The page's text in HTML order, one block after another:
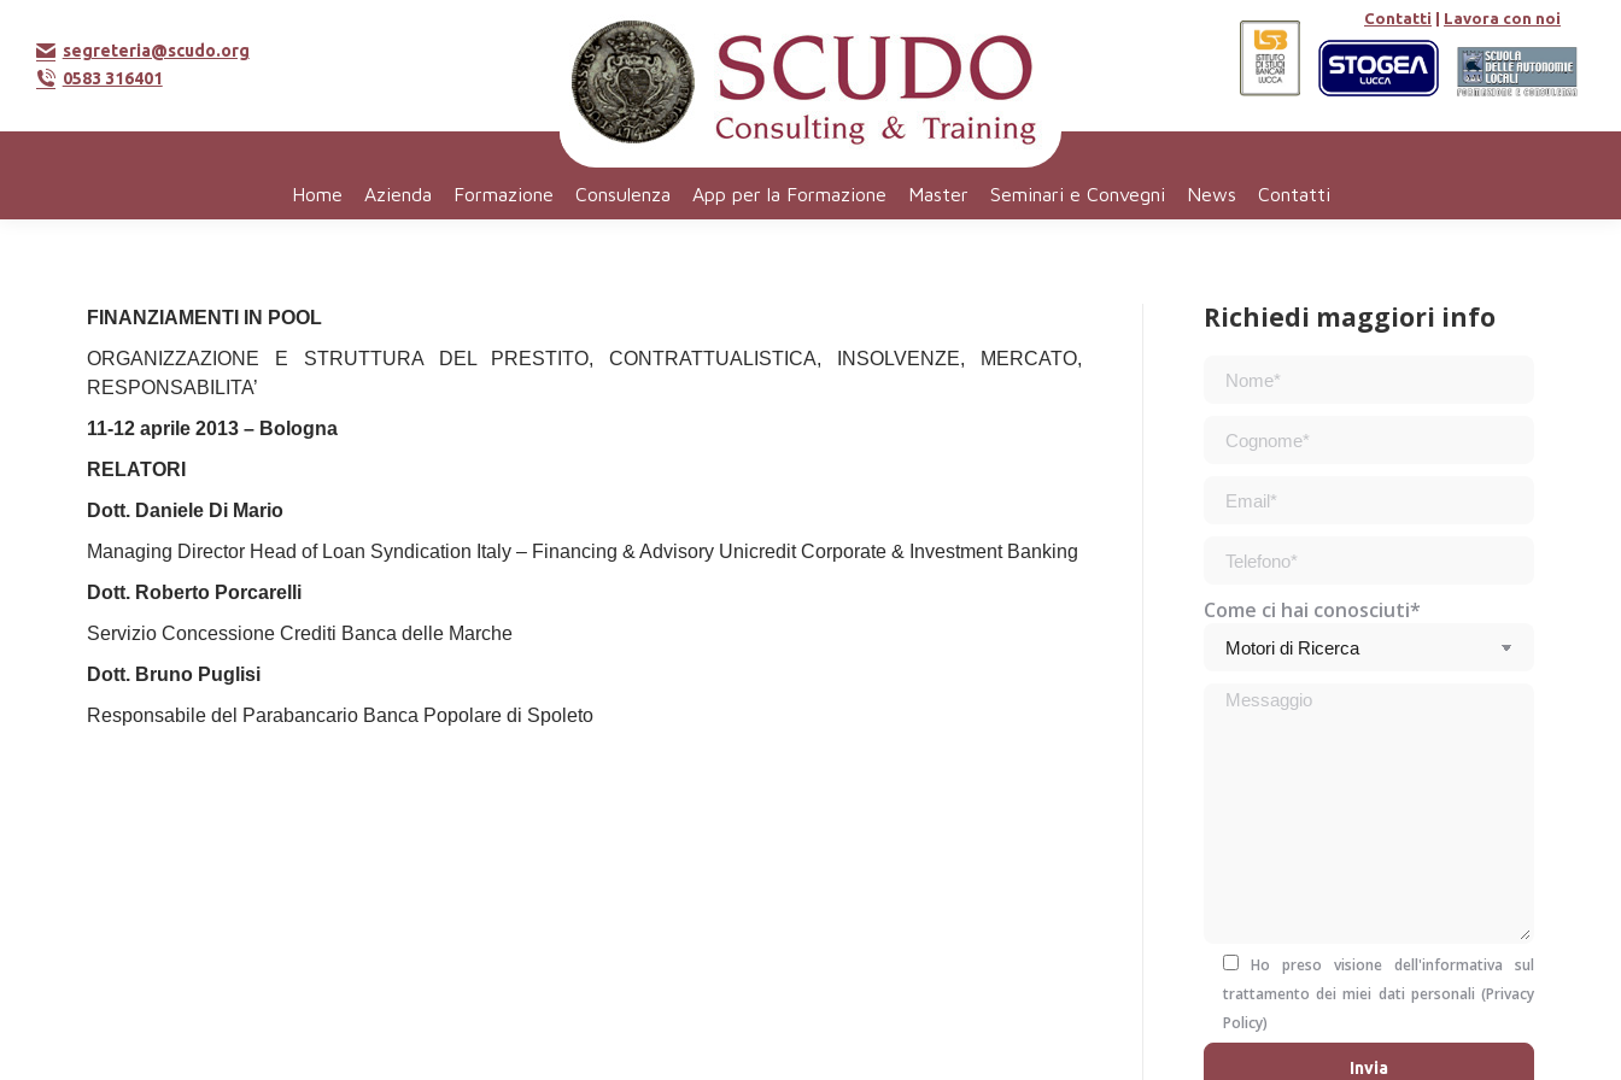
Contatti | Lavora con noi
segreteria@scudo.org
0583 316401
Home Azienda Formazione Consulenza App per la Formazione Master Seminari e Convegni News Contatti
FINANZIAMENTI IN POOL
ORGANIZZAZIONE E STRUTTURA DEL PRESTITO, CONTRATTUALISTICA, INSOLVENZE, MERCATO,
RESPONSABILITA’
11-12 aprile 2013 – Bologna
RELATORI
Dott. Daniele Di Mario
Managing Director Head of Loan Syndication Italy – Financing & Advisory Unicredit Corporate & Investment Banking
Dott. Roberto Porcarelli
Servizio Concessione Crediti Banca delle Marche
Dott. Bruno Puglisi
Responsabile del Parabancario Banca Popolare di Spoleto
Richiedi maggiori info
Come ci hai conosciuti*
Ho preso visione dell'informativa sul
trattamento dei miei dati personali (Privacy
Policy)